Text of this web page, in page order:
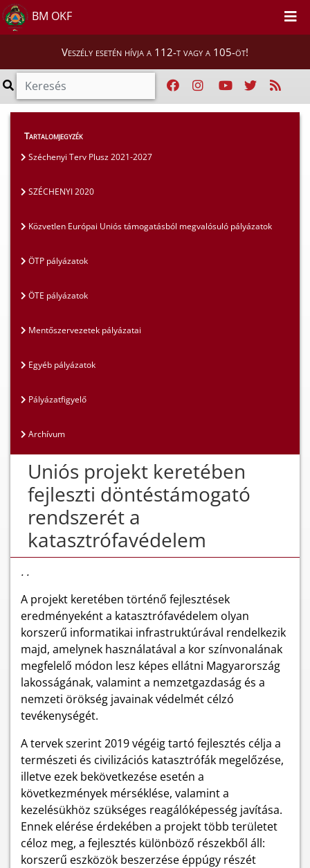
BM OKF
Veszély esetén hívja a 112-t vagy a 105-öt!
Szakmai tájékoztatók
SZÉCHENYI 2020
Tartalomjegyzék
Széchenyi Terv Plusz 2021-2027
SZÉCHENYI 2020
Közvetlen Európai Uniós támogatásból megvalósuló pályázatok
ÖTP pályázatok
ÖTE pályázatok
Mentőszervezetek pályázatai
Egyéb pályázatok
Pályázatfigyelő
Archívum
Uniós projekt keretében
fejleszti döntéstámogató
rendszerét a
katasztrófavédelem
. .
A projekt keretében történő fejlesztések
eredményeként a katasztrófavédelem olyan
korszerű informatikai infrastruktúrával rendelkezik
majd, amelynek használatával a kor színvonalának
megfelelő módon lesz képes ellátni Magyarország
lakosságának, valamint a nemzetgazdaság és a
nemzeti örökség javainak védelmét célzó
tevékenységét.
A tervek szerint 2019 végéig tartó fejlesztés célja a
természeti és civilizációs katasztrófák megelőzése,
illetve ezek bekövetkezése esetén a
következmények mérséklése, valamint a
kezelésükhöz szükséges reagálóképesség javítása.
Ennek elérése érdekében a projekt több területet
céloz meg, a fejlesztés különböző részekből áll:
korszerű eszközök beszerzése éppúgy részét